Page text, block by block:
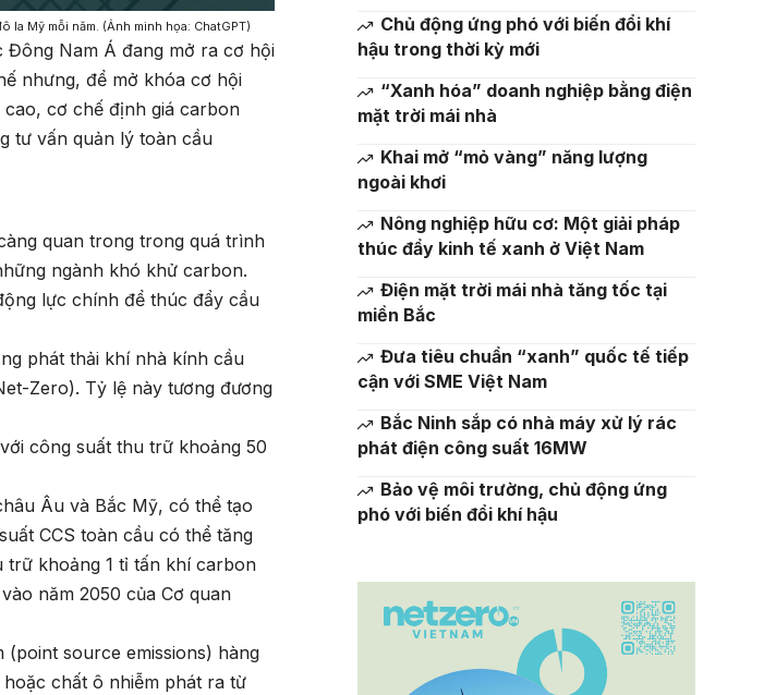
Mỹ mỗi năm. (Ảnh minh họa: ChatGPT)
Đông Nam Á đang mở ra cơ hội
nhưng, để mở khóa cơ hội
cơ chế định giá carbon
tư vấn quản lý toàn cầu
quan trong trong quá trình
ngành khó khử carbon.
lực chính để thúc đẩy cầu
phát thải khí nhà kính cầu
Zero). Tỷ lệ này tương đương
công suất thu trữ khoảng 50
Âu và Bắc Mỹ, có thể tạo
CCS toàn cầu có thể tăng
trữ khoảng 1 tỉ tấn khí carbon
năm 2050 của Cơ quan
source emissions) hàng
chất ô nhiễm phát ra từ
Chủ động ứng phó với biến đổi khí
hậu trong thời kỳ mới
“Xanh hóa” doanh nghiệp bằng điện
mặt trời mái nhà
Khai mở “mỏ vàng” năng lượng
ngoài khơi
Nông nghiệp hữu cơ: Một giải pháp
thúc đẩy kinh tế xanh ở Việt Nam
Điện mặt trời mái nhà tăng tốc tại
miền Bắc
Đưa tiêu chuẩn “xanh” quốc tế tiếp
cận với SME Việt Nam
Bắc Ninh sắp có nhà máy xử lý rác
phát điện công suất 16MW
Bảo vệ môi trường, chủ động ứng
phó với biến đổi khí hậu